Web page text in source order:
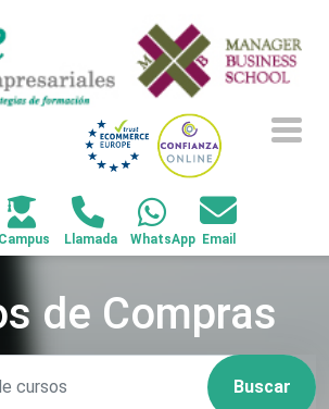
de Compras
Buscar